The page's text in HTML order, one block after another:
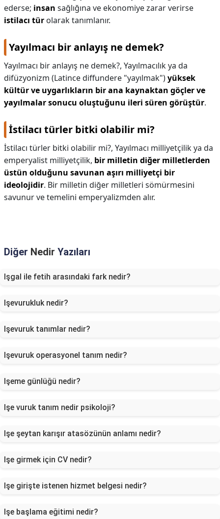
ederse; insan sağlığına ve ekonomiye zarar verirse
istilacı tür olarak tanımlanır.
Yayılmacı bir anlayış ne demek?
Yayılmacı bir anlayış ne demek?, Yayılmacılık ya da
difüzyonizm (Latince diffundere "yayılmak")yüksek
kültür ve uygarlıkların bir ana kaynaktan göçler ve
yayılmalar sonucu oluştuğunu ileri süren görüştür.
İstilacı türler bitki olabilir mi?
İstilacı türler bitki olabilir mi?, Yayılmacı milliyetçilik ya da
emperyalist milliyetçilik, bir milletin diğer milletlerden
üstün olduğunu savunan aşırı milliyetçi bir
ideolojidir. Bir milletin diğer milletleri sömürmesini
savunur ve temelini emperyalizmden alır.
Diğer Nedir Yazıları
Işgal ile fetih arasındaki fark nedir?
Işevurukluk nedir?
Işevuruk tanımlar nedir?
Işevuruk operasyonel tanım nedir?
Işeme günlüğü nedir?
Işe vuruk tanım nedir psikoloji?
Işe şeytan karışır atasözünün anlamı nedir?
Işe girmek için CV nedir?
Işe girişte istenen hizmet belgesi nedir?
Işe başlama eğitimi nedir?